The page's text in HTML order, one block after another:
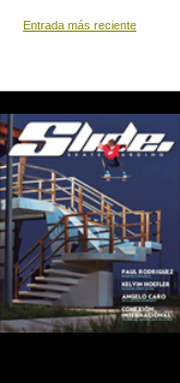
Entrada más reciente